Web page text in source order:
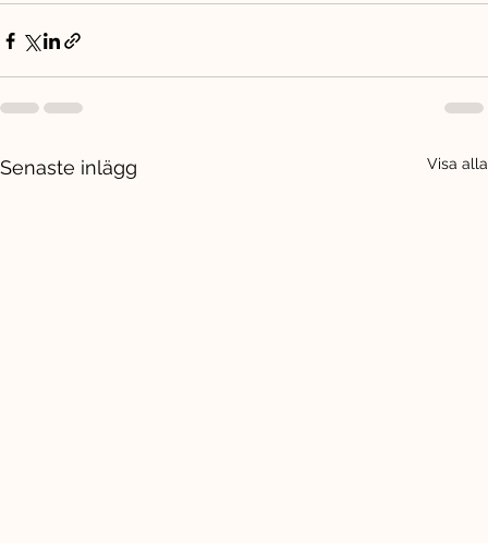
Senaste inlägg Visa alla